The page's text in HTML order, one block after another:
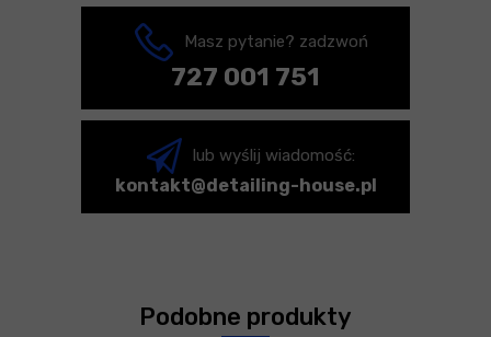
Masz pytanie? zadzwoń
727 001 751
lub wyślij wiadomość:
kontakt@detailing-house.pl
Podobne produkty